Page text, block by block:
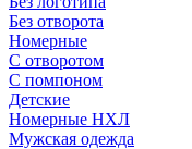
Без отворота
Номерные
С отворотом
С помпоном
Детские
Номерные НХЛ
Мужская одежда